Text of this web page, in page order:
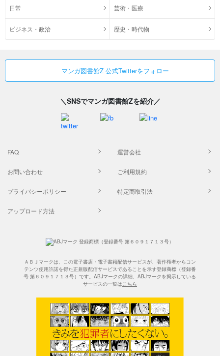
日常 芸術・医療
ビジネス・政治 歴史・時代物
マンガ図書館Z 公式Twitterをフォロー
＼SNSでマンガ図書館Zを紹介／
FAQ 運営会社
お問い合わせ ご利用規約
プライバシーポリシー 特定商取引法
アップロード方法
ＡＢＪマークは、この電子書店・電子書籍配信サービスが、著作権者からコン
テンツ使用許諾を得た正規版配信サービスであることを示す登録商標（登録番
号 第６０９１７１３号）です。ABJマークの詳細、ABJマークを掲示している
サービスの一覧はこちら